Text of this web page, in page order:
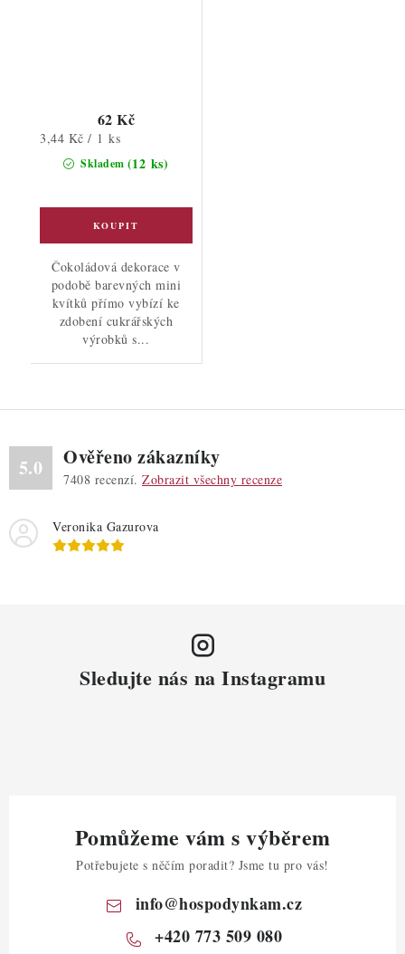
Skladem (12 ks)
62 Kč
Měrná
cena:
3,44 Kč / 1 ks
Čokoládová dekorace v
podobě barevných mini
kvítků přímo vybízí ke
zdobení cukrářských
výrobků s...
5.0 Ověřeno zákazníky
7408 recenzí. Zobrazit všechny recenze
Veronika Gazurova
Sledujte nás na Instagramu
Pomůžeme vám s výběrem
Potřebujete s něčím poradit? Jsme tu pro vás!
info@hospodynkam.cz
+420 773 509 080